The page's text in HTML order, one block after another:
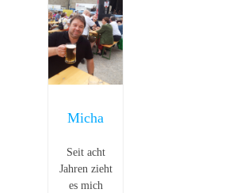
Micha
Seit acht
Jahren zieht
es mich